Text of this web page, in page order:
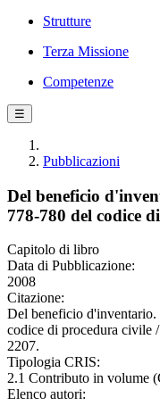
Strutture
Terza Missione
Competenze
☰
Pubblicazioni
Del beneficio
778-780 del codice
Capitolo di libro
Data di Pubblicazione:
2008
Citazione:
Del beneficio
codice di procedura civile
2207.
Tipologia CRIS:
2.1 Contributo in volume
Elenco autori: